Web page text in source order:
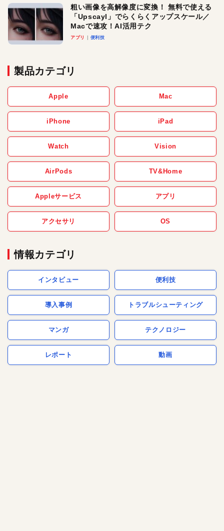
粗い画像を高解像度に変換！ 無料で使える
「Upscayl」でらくらくアップスケール／
Macで速攻！AI活用テク
アプリ 便利技
製品カテゴリ
Apple Mac
iPhone iPad
Watch Vision
AirPods TV&Home
Appleサービス アプリ
アクセサリ OS
情報カテゴリ
インタビュー 便利技
導入事例 トラブルシューティング
マンガ テクノロジー
レポート 動画